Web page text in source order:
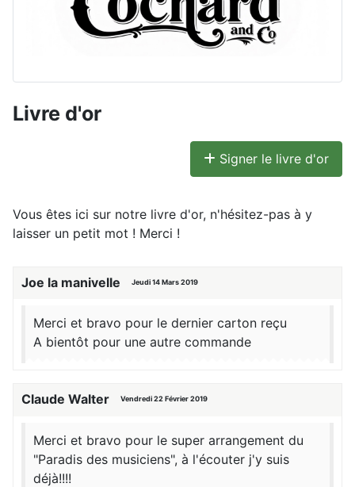
Livre d'or
Signer le livre d'or
Vous êtes ici sur notre livre d'or, n'hésitez-pas à y
laisser un petit mot ! Merci !
Joe la manivelle Jeudi 14 Mars 2019
Merci et bravo pour le dernier carton reçu
A bientôt pour une autre commande
Claude Walter Vendredi 22 Février 2019
Merci et bravo pour le super arrangement du
"Paradis des musiciens", à l'écouter j'y suis
déjà!!!!